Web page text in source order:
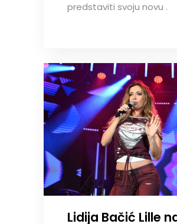
predstaviti svoju novu .
Lidija Bačić Lille